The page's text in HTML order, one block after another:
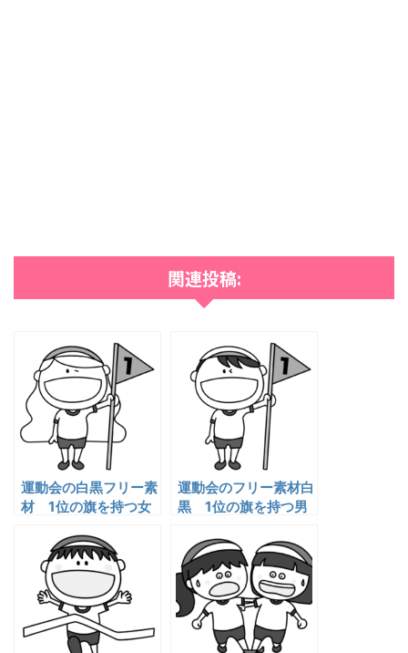
関連投稿:
運動会の白黒フリー素
材 1位の旗を持つ女
運動会のフリー素材白
黒 1位の旗を持つ男